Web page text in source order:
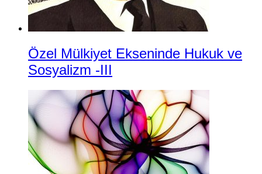
Özel Mülkiyet Ekseninde Hukuk ve
Sosyalizm -III